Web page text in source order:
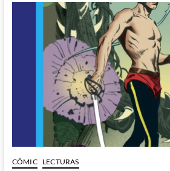
Mago
Los
seriales
superhéroes
CÓMIC LECTURAS